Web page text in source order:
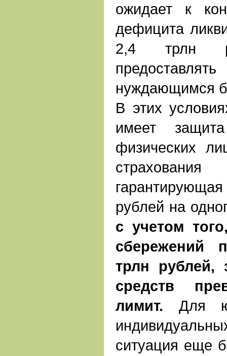
ожидает к
дефицита
2,4 трлн
нуждающимся
В этих
имеет
физических
рублей на
с учетом
сбережений
трлн рублей,
средств
лимит. Для
ситуация еще